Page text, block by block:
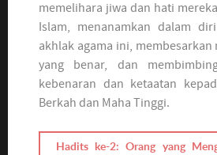
memelihara jiwa dan hati
Islam, menanamkan dalam
akhlak agama ini, membesarkan
yang benar, dan
kebenaran dan ketaatan
Berkah dan Maha Tinggi.
Hadits ke-2: Orang yang